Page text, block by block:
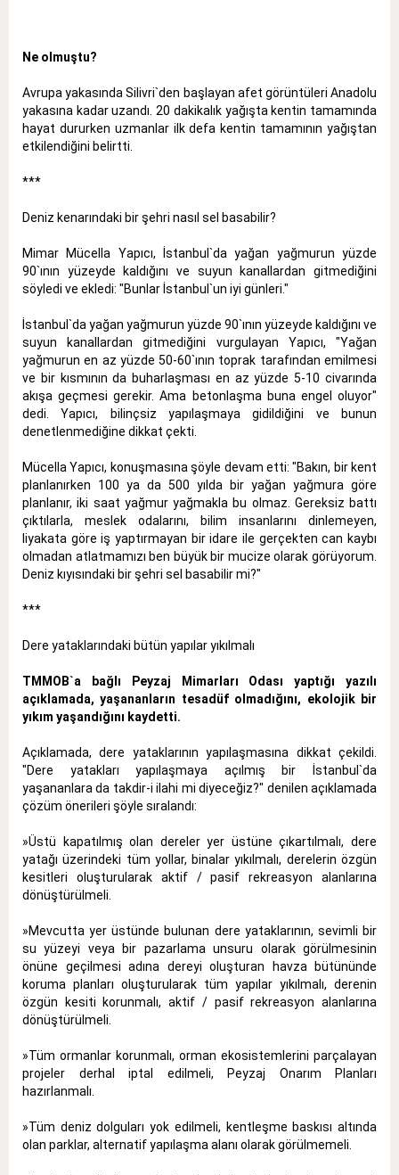
Ne olmuştu?
Avrupa yakasında Silivri`den başlayan afet görüntüleri Anadolu
yakasına kadar uzandı. 20 dakikalık yağışta kentin tamamında
hayat dururken uzmanlar ilk defa kentin tamamının yağıştan
etkilendiğini belirtti.
***
Deniz kenarındaki bir şehri nasıl sel basabilir?
Mimar Mücella Yapıcı, İstanbul`da yağan yağmurun yüzde
90`ının yüzeyde kaldığını ve suyun kanallardan gitmediğini
söyledi ve ekledi: "Bunlar İstanbul`un iyi günleri."
İstanbul`da yağan yağmurun yüzde 90`ının yüzeyde kaldığını ve
suyun kanallardan gitmediğini vurgulayan Yapıcı, "Yağan
yağmurun en az yüzde 50-60`ının toprak tarafından emilmesi
ve bir kısmının da buharlaşması en az yüzde 5-10 civarında
akışa geçmesi gerekir. Ama betonlaşma buna engel oluyor"
dedi. Yapıcı, bilinçsiz yapılaşmaya gidildiğini ve bunun
denetlenmediğine dikkat çekti.
Mücella Yapıcı, konuşmasına şöyle devam etti: "Bakın, bir kent
planlanırken 100 ya da 500 yılda bir yağan yağmura göre
planlanır, iki saat yağmur yağmakla bu olmaz. Gereksiz battı
çıktılarla, meslek odalarını, bilim insanlarını dinlemeyen,
liyakata göre iş yaptırmayan bir idare ile gerçekten can kaybı
olmadan atlatmamızı ben büyük bir mucize olarak görüyorum.
Deniz kıyısındaki bir şehri sel basabilir mi?"
***
Dere yataklarındaki bütün yapılar yıkılmalı
TMMOB`a bağlı Peyzaj Mimarları Odası yaptığı yazılı
açıklamada, yaşananların tesadüf olmadığını, ekolojik bir
yıkım yaşandığını kaydetti.
Açıklamada, dere yataklarının yapılaşmasına dikkat çekildi.
"Dere yatakları yapılaşmaya açılmış bir İstanbul`da
yaşananlara da takdir-i ilahi mi diyeceğiz?" denilen açıklamada
çözüm önerileri şöyle sıralandı:
»Üstü kapatılmış olan dereler yer üstüne çıkartılmalı, dere
yatağı üzerindeki tüm yollar, binalar yıkılmalı, derelerin özgün
kesitleri oluşturularak aktif / pasif rekreasyon alanlarına
dönüştürülmeli.
»Mevcutta yer üstünde bulunan dere yataklarının, sevimli bir
su yüzeyi veya bir pazarlama unsuru olarak görülmesinin
önüne geçilmesi adına dereyi oluşturan havza bütününde
koruma planları oluşturularak tüm yapılar yıkılmalı, derenin
özgün kesiti korunmalı, aktif / pasif rekreasyon alanlarına
dönüştürülmeli.
»Tüm ormanlar korunmalı, orman ekosistemlerini parçalayan
projeler derhal iptal edilmeli, Peyzaj Onarım Planları
hazırlanmalı.
»Tüm deniz dolguları yok edilmeli, kentleşme baskısı altında
olan parklar, alternatif yapılaşma alanı olarak görülmemeli.